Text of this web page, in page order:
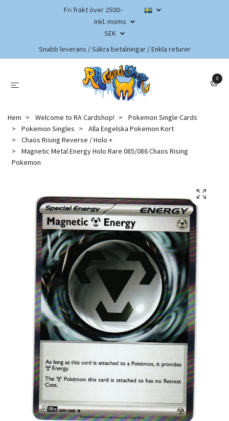
Fri frakt över 2500:-
Inkl. moms
SEK
Snabb leverans / Säkra betalningar / Enkla returer
0
Hem Welcome to RA Cardshop!
Pokemon Single Cards
Pokemon Singles
Alla Engelska Pokemon Kort
Chaos Rising Reverse / Holo +
Magnetic Metal Energy Holo Rare 085/086 Chaos Rising
Pokemon